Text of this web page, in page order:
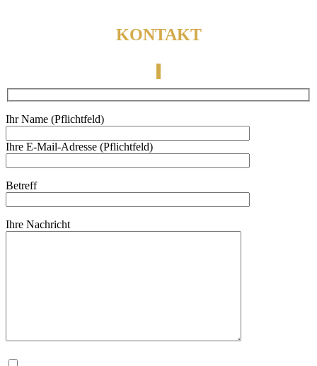
KONTAKT
Ihr Name (Pflichtfeld)
Ihre E-Mail-Adresse (Pflichtfeld)
Betreff
Ihre Nachricht